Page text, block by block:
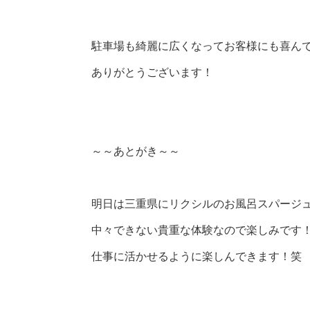
駐車場も綺麗に広くなってお客様にも喜ん
ありがとうございます！
～～あとがき～～
明日は三重県にリクシルのお風呂スパージ
中々できない貴重な体験なので楽しみです
仕事に活かせるように楽しんできます！笑